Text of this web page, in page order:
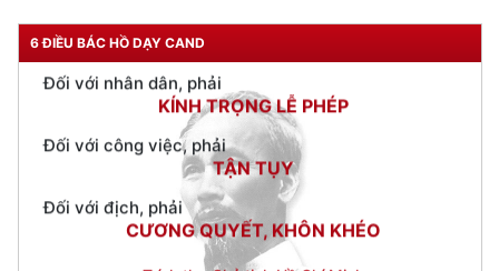
6 ĐIỀU BÁC HỒ DẠY CANDKÍNH TRỌNG LỄ PHÉP
Đối với công việc, phải
TẬN TỤY
Đối với địch, phải
CƯƠNG QUYẾT, KHÔN KHÉO
Trích thư Chủ tịch Hồ Chí Minh
gửi Công an Khu XII,
ngày 11 tháng 3 năm 1948.